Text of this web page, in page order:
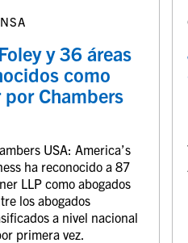
y 36 áreas
como
Chambers
USA: America’s
ha reconocido a 87
LLP como abogados
los abogados
a nivel nacional
primera vez.